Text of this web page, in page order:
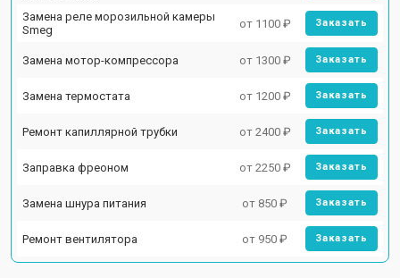
Замена реле морозильной камеры
Smeg
от 1100 ₽ Заказать
Замена мотор-компрессора от 1300 ₽ Заказать
Замена термостата от 1200 ₽ Заказать
Ремонт капиллярной трубки от 2400 ₽ Заказать
Заправка фреоном от 2250 ₽ Заказать
Замена шнура питания от 850 ₽ Заказать
Ремонт вентилятора от 950 ₽ Заказать